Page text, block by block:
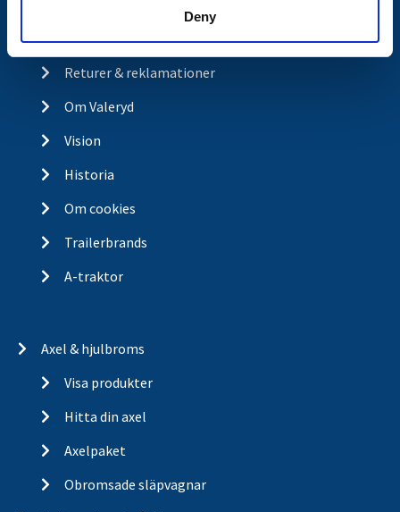
Deny
Integritetspolicy
Returer & reklamationer
Om Valeryd
Vision
Historia
Om cookies
Trailerbrands
A-traktor
Axel & hjulbroms
Visa produkter
Hitta din axel
Axelpaket
Obromsade släpvagnar